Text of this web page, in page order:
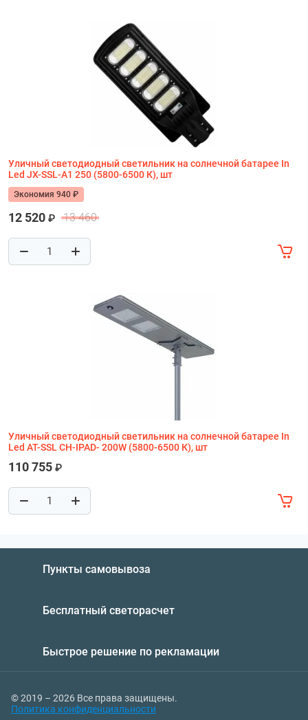
Уличный светодиодный светильник на солнечной батарее In
Led JX-SSL-A1 250 (5800-6500 К), шт
Экономия 940 ₽
12 520 ₽ 13 460
Уличный светодиодный светильник на солнечной батарее In
Led AT-SSL CH-IPAD- 200W (5800-6500 К), шт
110 755 ₽
Пункты самовывоза
Бесплатный светорасчет
Быстрое решение по рекламации
© 2019 – 2026 Все права защищены.
Политика конфиденциальности